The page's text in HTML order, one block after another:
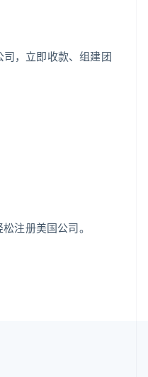
，立即收款、组建团
注册美国公司。